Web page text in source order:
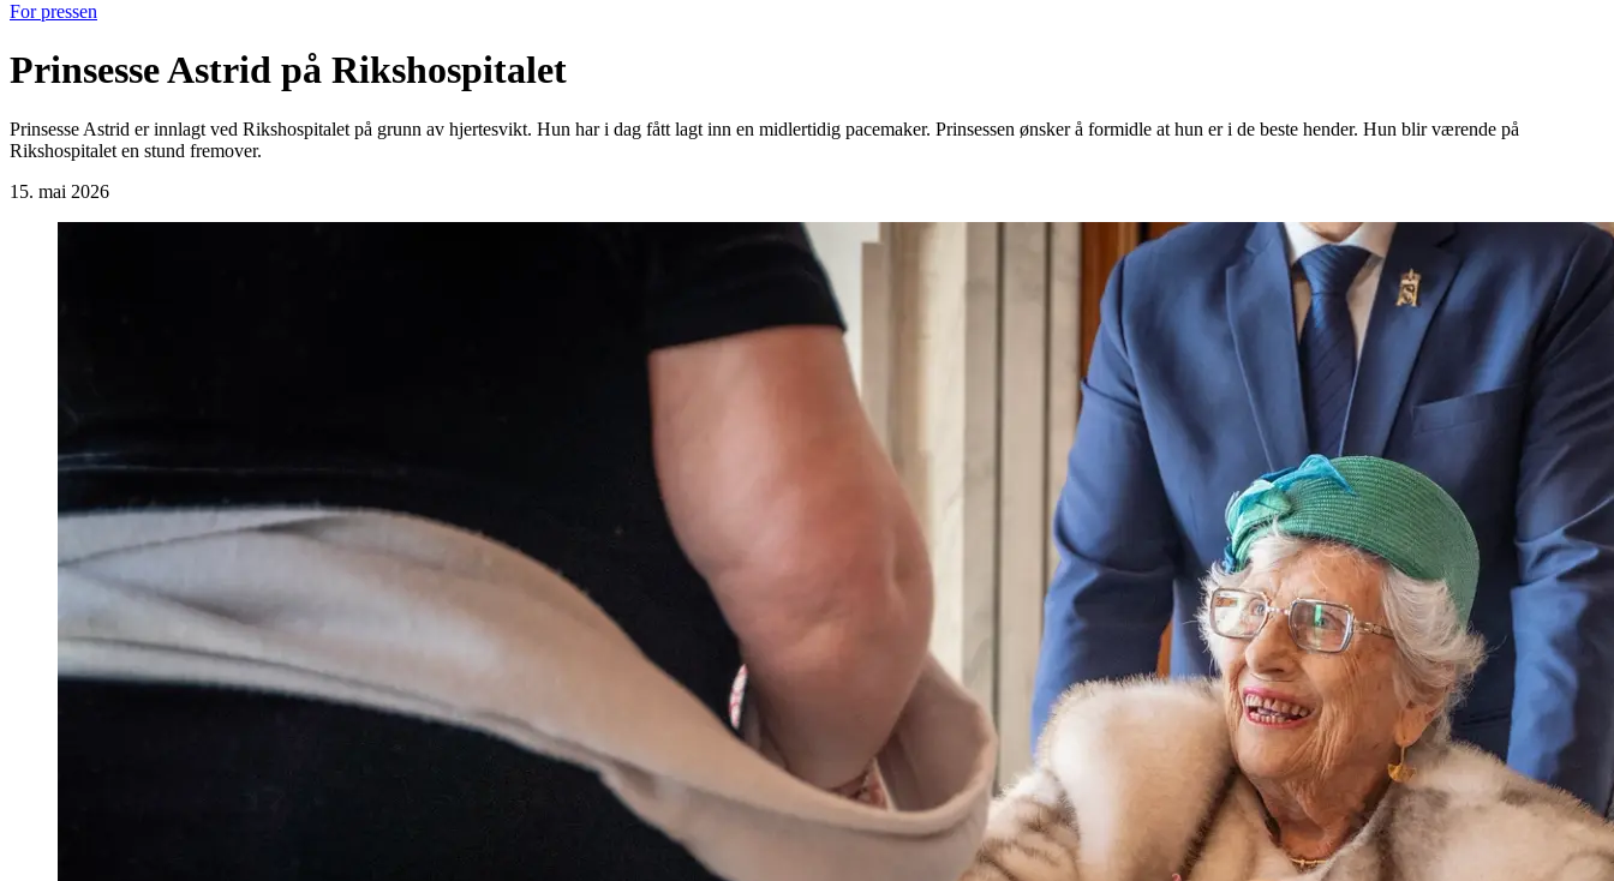
For pressen
Prinsesse Astrid på Rikshospitalet
Prinsesse Astrid er innlagt ved Rikshospitalet på grunn av hjertesvikt. Hun har i dag fått lagt inn en midlertidig pacemaker. Prinsessen ønsker å formidle at hun er i de beste hender. Hun blir værende på
Rikshospitalet en stund fremover.
15. mai 2026